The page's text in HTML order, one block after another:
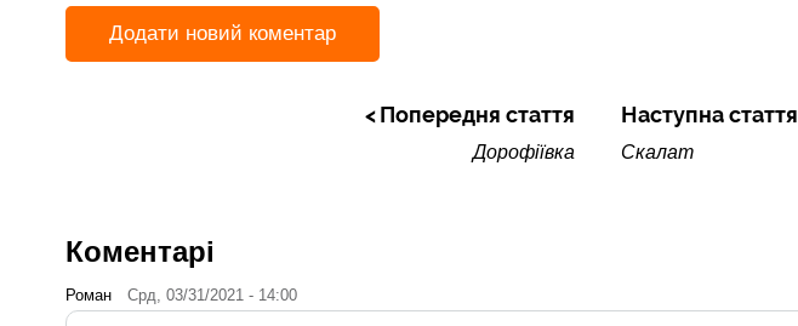
Додати новий коментар
Попередня стаття
Дорофіївка
Наступна стаття
Скалат
Коментарі
Роман Срд, 03/31/2021 - 14:00